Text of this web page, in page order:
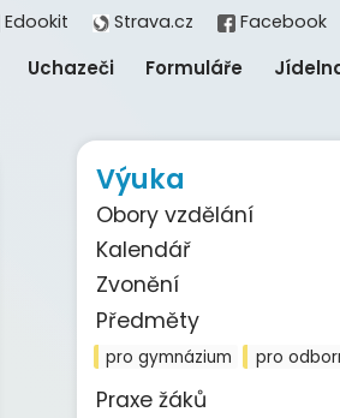
Edookit Strava.cz Facebook
Uchazeči Formuláře
Výuka
Obory vzdělání
Kalendář
Zvonění
Předměty
pro gymnázium pro
Praxe žáků